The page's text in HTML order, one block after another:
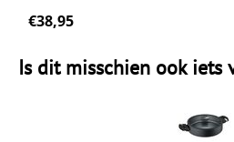
€38,95
Is dit misschien ook iets